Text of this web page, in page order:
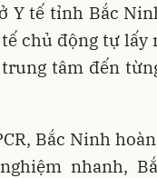
Y tế tỉnh Bắc
chủ động tự lấy
tâm đến
Bắc Ninh
nhanh,